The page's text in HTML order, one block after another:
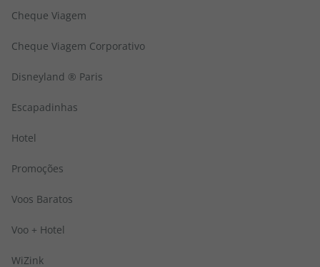
Cheque Viagem
Cheque Viagem Corporativo
Disneyland ® Paris
Escapadinhas
Hotel
Promoções
Voos Baratos
Voo + Hotel
WiZink